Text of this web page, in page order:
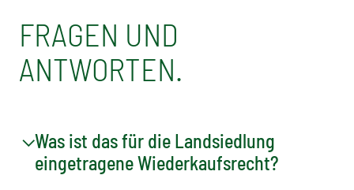
FRAGEN UND
ANTWORTEN.
Was ist das für die Landsiedlung
eingetragene Wiederkaufsrecht?